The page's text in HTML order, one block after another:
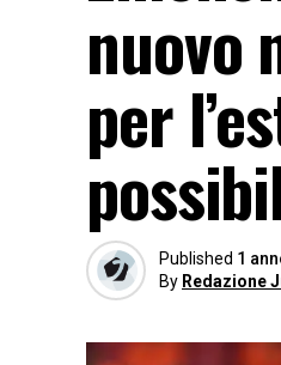
nuovo
per
Published 1
By Redazione